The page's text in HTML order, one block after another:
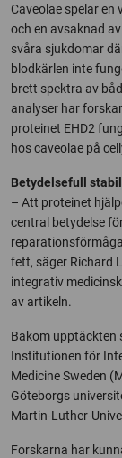
Caveolae spelar en
och en avsaknad
svåra sjukdomar
blodkärlen inte
brett spektra av
analyser har
proteinet EHD2
hos caveolae på
Betydelsefull
– Att proteinet
central betydelse
fett, säger Richard
integrativ
av artikeln.
Bakom upptäckten
Institutionen för
Medicine Sweden
Göteborgs
Martin-Luther-
Forskarna har